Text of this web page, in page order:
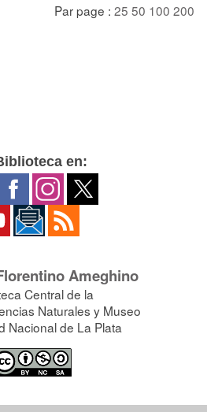
Par page : 25 50 100 200
en:
Ameghino
Central de la
Naturales y Museo
Nacional de La Plata